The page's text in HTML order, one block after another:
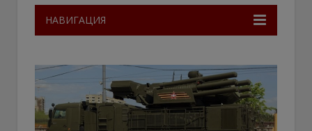
НАВИГАЦИЯ